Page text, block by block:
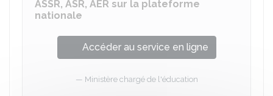
ASSR, ASR, AER sur la plateforme
nationale
Accéder au service en ligne
Ministère chargé de l'éducation